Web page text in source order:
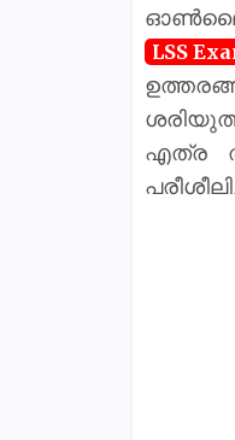
LSS
എത്ര